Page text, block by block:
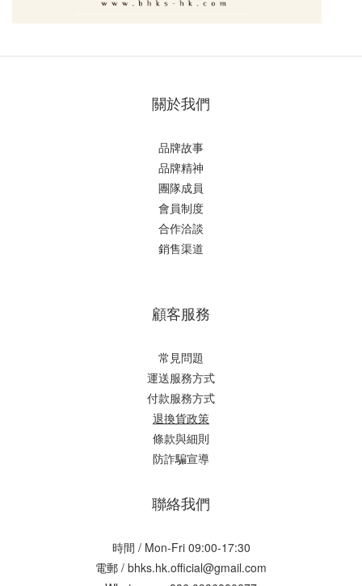
關於我們
品牌故事
品牌精神
團隊成員
會員制度
合作洽談
銷售渠道
顧客服務
常見問題
運送服務方式
付款服務方式
退換貨政策
條款與細則
防詐騙宣導
聯絡我們
時間 / Mon-Fri 09:00-17:30
電郵 / bhks.hk.official@gmail.com